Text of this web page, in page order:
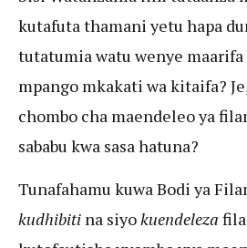
kutafuta thamani yetu hapa
tutatumia watu wenye
mpango mkakati wa kitaifa?
chombo cha maendeleo ya
sababu kwa sasa hatuna?
Tunafahamu kuwa Bodi ya
kudhibiti na siyokuendeleza